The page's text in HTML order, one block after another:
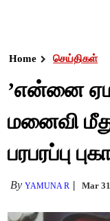
Home செய்திகள்
’என்னை
மனைவி
பரபரப்பு
ByYAMUNA R Mar